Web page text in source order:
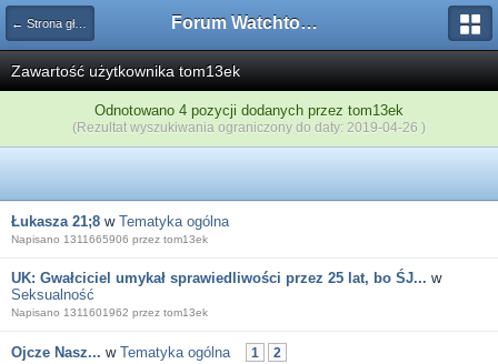
← Strona główna Forum Watchtower
Zawartość użytkownika tom13ek
Odnotowano 4 pozycji dodanych przez tom13ek
(Rezultat wyszukiwania ograniczony do daty: 2019-04-26 )
Łukasza 21;8 w Tematyka ogólna
Napisano 1311665906 przez tom13ek
UK: Gwałciciel umykał sprawiedliwości przez 25 lat, bo ŚJ... w
Seksualność
Napisano 1311601962 przez tom13ek
Ojcze Nasz... w Tematyka ogólna 1 2